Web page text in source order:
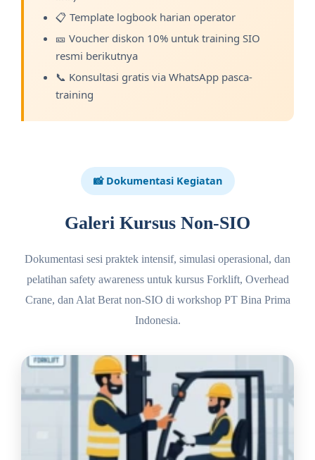
📋 Template logbook harian operator
🎫 Voucher diskon 10% untuk training SIO
resmi berikutnya
📞 Konsultasi gratis via WhatsApp pasca-
training
📸 Dokumentasi Kegiatan
Galeri Kursus Non-SIO
Dokumentasi sesi praktek intensif, simulasi operasional, dan
pelatihan safety awareness untuk kursus Forklift, Overhead
Crane, dan Alat Berat non-SIO di workshop PT Bina Prima
Indonesia.